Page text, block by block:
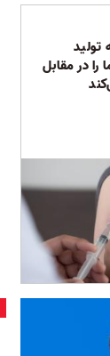
تولید
در مقابل